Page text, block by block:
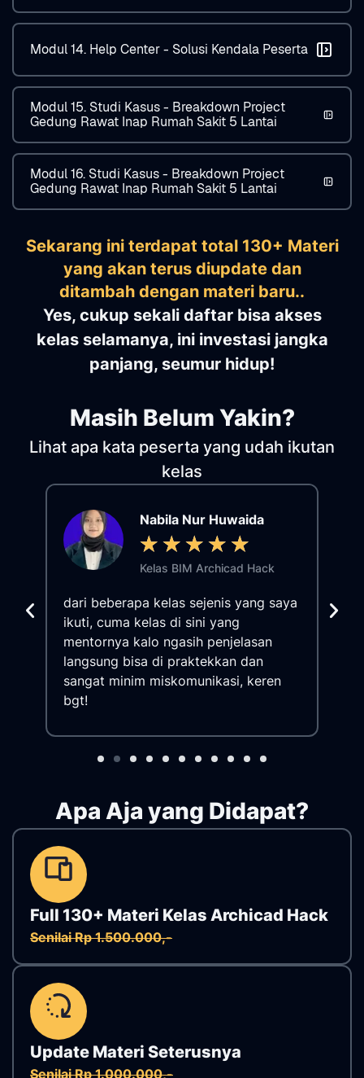
Modul 14. Help Center - Solusi Kendala Peserta
Modul 15. Studi Kasus - Breakdown Project
Gedung Rawat Inap Rumah Sakit 5 Lantai
Modul 16. Studi Kasus - Breakdown Project
Gedung Rawat Inap Rumah Sakit 5 Lantai
Sekarang ini terdapat total 130+ Materi
yang akan terus diupdate dan
ditambah dengan materi baru..
Yes, cukup sekali daftar bisa akses
kelas selamanya, ini investasi jangka
panjang, seumur hidup!
Masih Belum Yakin?
Lihat apa kata peserta yang udah ikutan
kelas
Nabila Nur Huwaida
★ ★ ★ ★ ★
Kelas BIM Archicad Hack
dari beberapa kelas sejenis yang saya
ikuti, cuma kelas di sini yang
mentornya kalo ngasih penjelasan
langsung bisa di praktekkan dan
sangat minim miskomunikasi, keren
bgt!
Apa Aja yang Didapat?
Full 130+ Materi Kelas Archicad Hack
Senilai Rp 1.500.000,-
Update Materi Seterusnya
Senilai Rp 1.000.000,-